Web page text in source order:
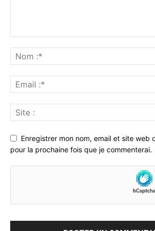
Enregistrer mon nom, email et site web
pour la prochaine fois que je commenterai.